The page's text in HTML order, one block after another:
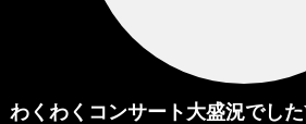
わくわくコンサート大盛況でし